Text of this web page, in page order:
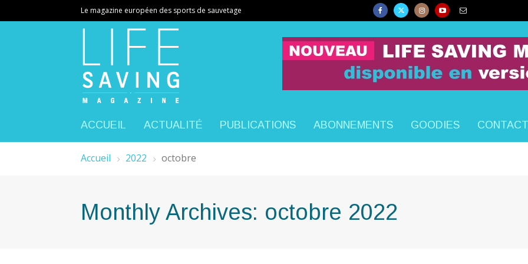
Le magazine européen des sports de sauvetage
ACCUEIL ACTUALITÉ PUBLICATIONS ABONNEMENTS GOODIES CONTACT
Accueil 2022 octobre
Monthly Archives: octobre 2022